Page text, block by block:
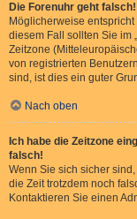
Die Forenuhr geht falsch!
Möglicherweise
diesem Fall sollten Sie im
Zeitzone
von registrierten
sind, ist dies ein guter
Nach oben
Ich habe die Zeitzone
falsch!
Wenn Sie sich sicher
die Zeit trotzdem noch
Kontaktieren Sie einen